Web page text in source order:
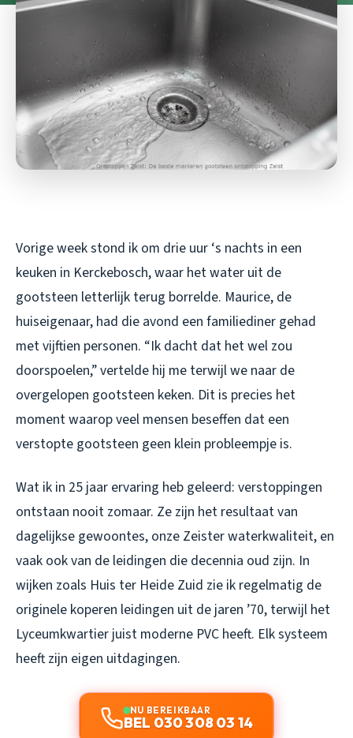
Vorige week stond ik om drie uur ‘s nachts in een
keuken in Kerckebosch, waar het water uit de
gootsteen letterlijk terug borrelde. Maurice, de
huiseigenaar, had die avond een familiediner gehad
met vijftien personen. “Ik dacht dat het wel zou
doorspoelen,” vertelde hij me terwijl we naar de
overgelopen gootsteen keken. Dit is precies het
moment waarop veel mensen beseffen dat een
verstopte gootsteen geen klein probleempje is.
Wat ik in 25 jaar ervaring heb geleerd: verstoppingen
ontstaan nooit zomaar. Ze zijn het resultaat van
dagelijkse gewoontes, onze Zeister waterkwaliteit, en
vaak ook van de leidingen die decennia oud zijn. In
wijken zoals Huis ter Heide Zuid zie ik regelmatig de
originele koperen leidingen uit de jaren ’70, terwijl het
Lyceumkwartier juist moderne PVC heeft. Elk systeem
heeft zijn eigen uitdagingen.
NU BEREIKBAAR
BEL 030 308 03 14